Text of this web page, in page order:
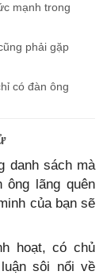
mạnh trong
phải gặp
có đàn ông
danh sách mà
ông lãng quên
của bạn sẽ
hoạt, có chủ
sôi nổi về